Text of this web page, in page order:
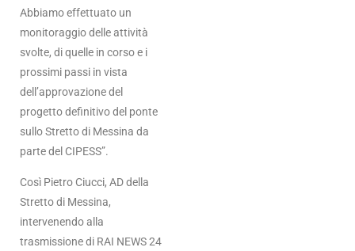
Abbiamo effettuato un
monitoraggio delle attività
svolte, di quelle in corso e i
prossimi passi in vista
dell’approvazione del
progetto definitivo del ponte
sullo Stretto di Messina da
parte del CIPESS”.
Così Pietro Ciucci, AD della
Stretto di Messina,
intervenendo alla
trasmissione di RAI NEWS 24